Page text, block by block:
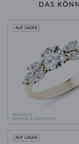
DAS
GELBGOLD
DIAMANT & DIAMANTEN
AUF LAGER
AUF LAGER